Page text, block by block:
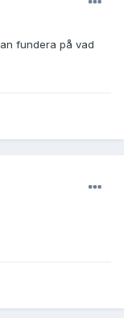
fundera på vad